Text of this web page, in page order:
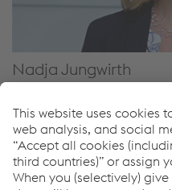
Nadja Jungwirth
Track and Rail Systems
Tel.+43 50304 26 4620
Enviar correo electrónico